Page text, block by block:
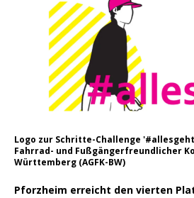
Logo zur Schritte-Challenge
Fahrrad- und Fußgängerfreundlicher
Württemberg (AGFK-BW)
Pforzheim erreicht den vierten